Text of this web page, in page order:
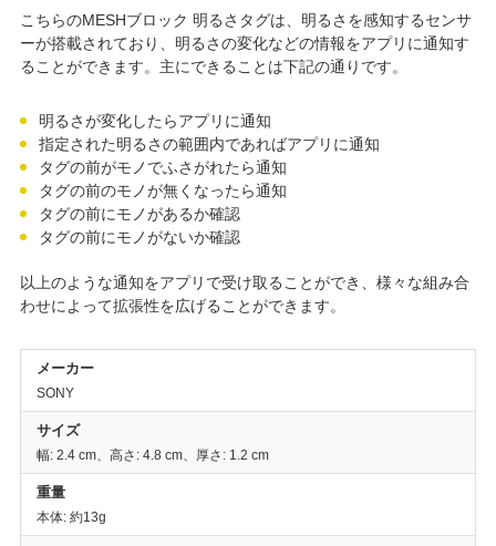
こちらのMESHブロック 明るさタグは、明るさを感知するセンサ
ーが搭載されており、明るさの変化などの情報をアプリに通知す
ることができます。主にできることは下記の通りです。
明るさが変化したらアプリに通知
指定された明るさの範囲内であればアプリに通知
タグの前がモノでふさがれたら通知
タグの前のモノが無くなったら通知
タグの前にモノがあるか確認
タグの前にモノがないか確認
以上のような通知をアプリで受け取ることができ、様々な組み合
わせによって拡張性を広げることができます。
メーカー
SONY
サイズ
幅: 2.4 cm、高さ: 4.8 cm、厚さ: 1.2 cm
重量
本体: 約13g